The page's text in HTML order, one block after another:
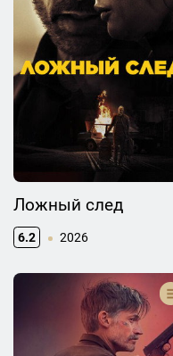
Ложный след
6.2 2026